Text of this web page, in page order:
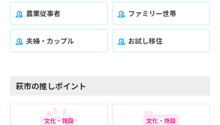
農業従事者 ファミリー世帯
夫婦・カップル お試し移住
萩市の推しポイント
文化・施設 文化・施設